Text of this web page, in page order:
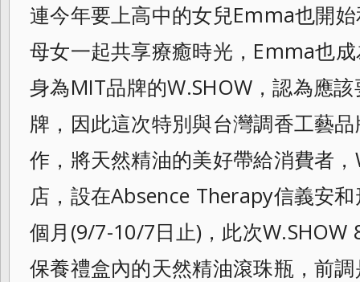
連今年要上高中的女兒Emma也開
母女一起共享療癒時光，Emma也
身為MIT品牌的W.SHOW，認為應
牌， 因此這次特別與台灣調香工藝
作，將天然精油的美好帶給消費者，
店，設在Absence Therapy信義安
個月(9/7-10/7日止)，此次
保養禮盒內的天然精油滾珠瓶，前